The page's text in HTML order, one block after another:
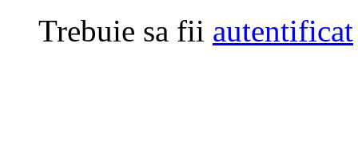
Trebuie sa fii autentificat